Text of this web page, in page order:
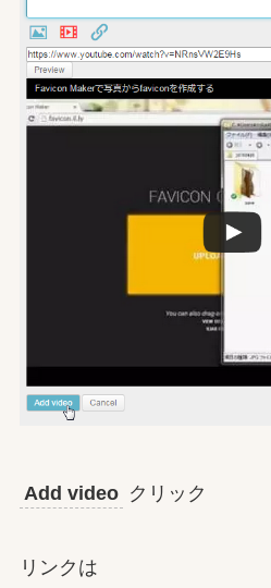
Add video クリック
リンクは